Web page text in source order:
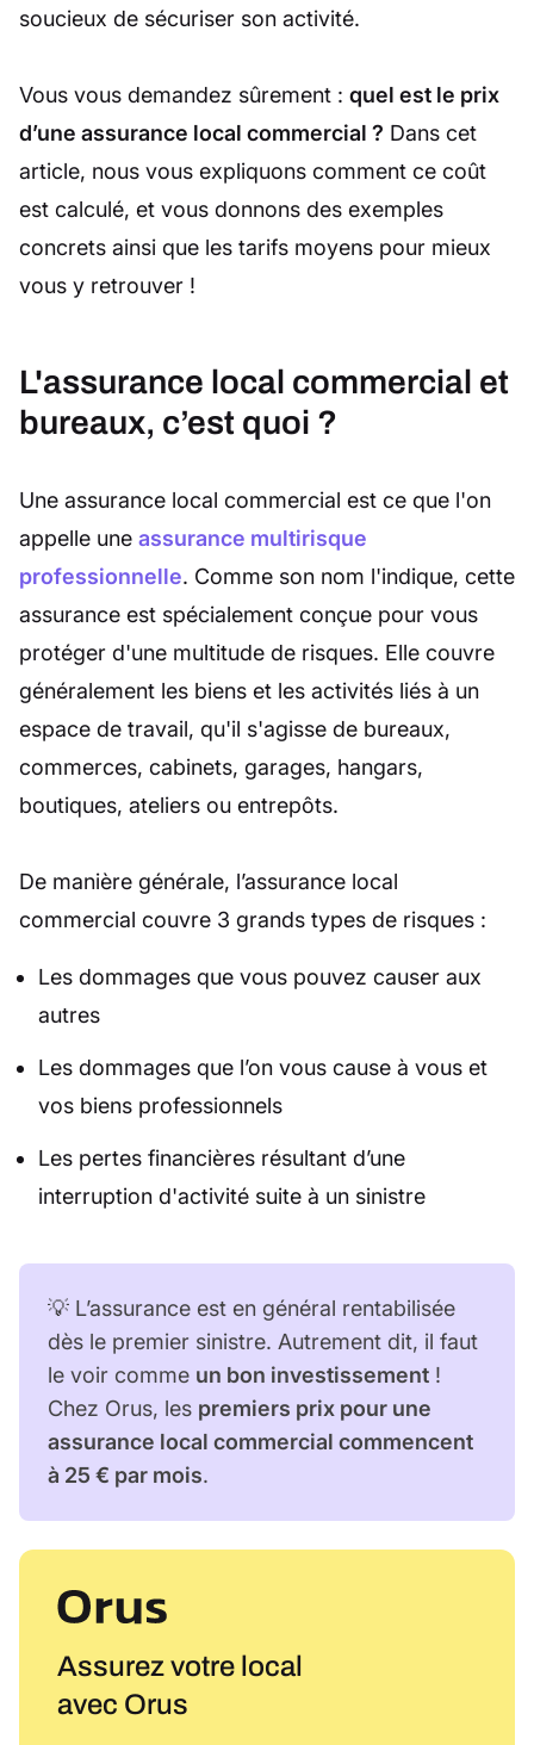
soucieux de sécuriser son activité.
Vous vous demandez sûrement : quel est le prix
d’une assurance local commercial ? Dans cet
article, nous vous expliquons comment ce coût
est calculé, et vous donnons des exemples
concrets ainsi que les tarifs moyens pour mieux
vous y retrouver !
L'assurance local commercial et
bureaux, c’est quoi ?
Une assurance local commercial est ce que l'on
appelle une assurance multirisque
professionnelle. Comme son nom l'indique, cette
assurance est spécialement conçue pour vous
protéger d'une multitude de risques. Elle couvre
généralement les biens et les activités liés à un
espace de travail, qu'il s'agisse de bureaux,
commerces, cabinets, garages, hangars,
boutiques, ateliers ou entrepôts.
De manière générale, l’assurance local
commercial couvre 3 grands types de risques :
Les dommages que vous pouvez causer aux
autres
Les dommages que l’on vous cause à vous et
vos biens professionnels
Les pertes financières résultant d’une
interruption d'activité suite à un sinistre
💡 L’assurance est en général rentabilisée
dès le premier sinistre. Autrement dit, il faut
le voir comme un bon investissement !
Chez Orus, les premiers prix pour une
assurance local commercial commencent
à 25 € par mois.
Assurez votre local
avec Orus